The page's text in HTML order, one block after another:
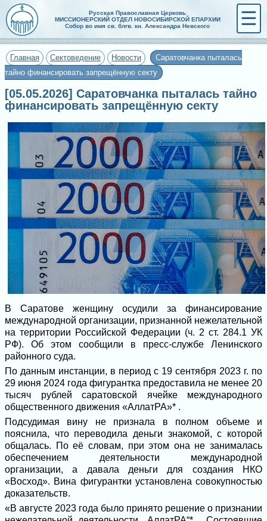
Русская Православная Церковь
МИССИОНЕРСКИЙ ОТДЕЛ НОВОСИБИРСКОЙ ЕПАРХИИ
Собор во имя св. блгв. кн. Александра Невского
☰
Главная Сектоведение Новости
Саратовчанка пыталась
тайно финансировать запрещённую секту
[05.05.2026] Саратовчанка пыталась тайно
финансировать запрещённую секту
В Саратове женщину осудили за финансирование
международной организации, признанной нежелательной
на территории Российской Федерации (ч. 2 ст. 284.1 УК
РФ). Об этом сообщили в пресс-службе Ленинского
районного суда.
По данным инстанции, в период с 19 сентября 2023 г. по
29 июня 2024 года фигурантка предоставила не менее 20
тысяч рублей саратовской ячейке международного
общественного движения «АллатРА»* .
Подсудимая вину не признала в полном объеме и
пояснила, что переводила деньги знакомой, с которой
общалась. По её словам, при этом она не занималась
обеспечением деятельности международной
организации, а давала деньги для создания НКО
«Восход». Вина фигурантки установлена совокупностью
доказательств.
«В августе 2023 года было принято решение о признании